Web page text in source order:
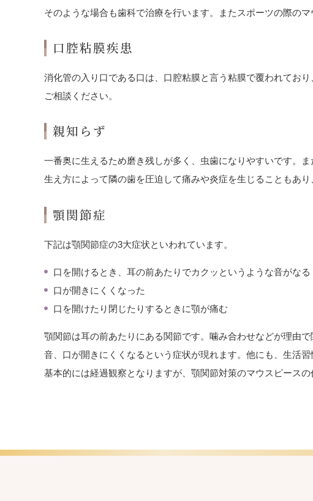
そのような場合も歯科で治療を行います。またスポーツの際のマ
口腔粘膜疾患
消化管の入り口である口は、口腔粘膜と言う粘膜で覆われてお
ご相談ください。
親知らず
一番奥に生えるため磨き残しが多く、虫歯になりやすいです。
生え方によって隣の歯を圧迫して痛みや炎症を生じることもあ
顎関節症
下記は顎関節症の3大症状といわれています。
口を開けるとき、耳の前あたりでカクッというような音がなる
口が開きにくくなった
口を開けたり閉じたりするときに顎が痛む
顎関節は耳の前あたりにある関節です。噛み合わせなどが理由
音、口が開きにくくなるという症状が現れます。他にも、生活
基本的には経過観察となりますが、顎関節対策のマウスピース